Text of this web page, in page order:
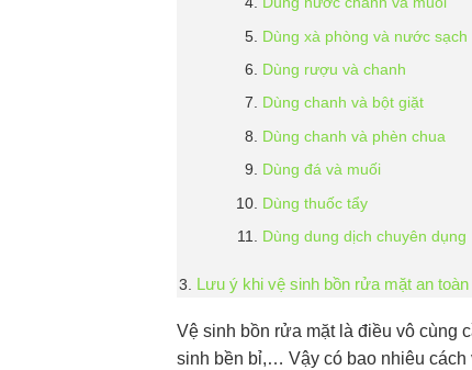
Dùng xà phòng và nước sạch
Dùng rượu và chanh
Dùng chanh và bột giặt
Dùng chanh và phèn chua
Dùng đá và muối
Dùng thuốc tẩy
Dùng dung dịch chuyên dụng
Lưu ý khi vệ sinh bồn rửa mặt an toàn
Vệ sinh bồn rửa mặt là điều vô cùng
sinh bền bỉ,… Vậy có bao nhiêu cách